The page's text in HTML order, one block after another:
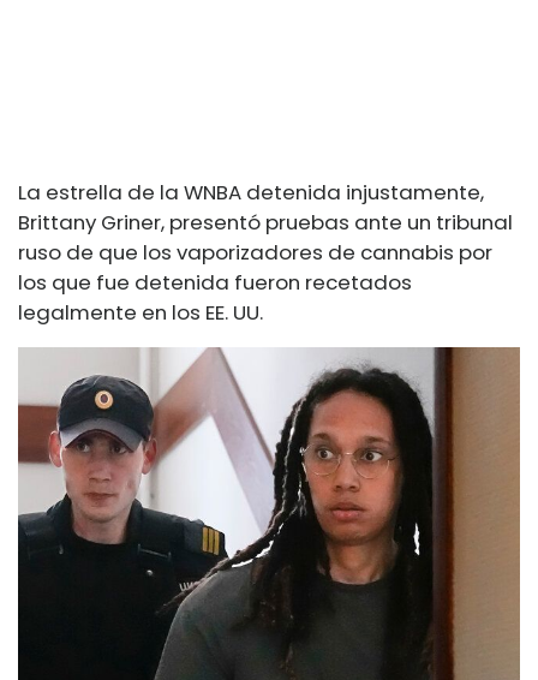
La estrella de la WNBA detenida injustamente,
Brittany Griner, presentó pruebas ante un tribunal
ruso de que los vaporizadores de cannabis por
los que fue detenida fueron recetados
legalmente en los EE. UU.